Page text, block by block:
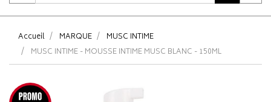
Accueil MARQUE
MUSC INTIME
MUSC INTIME - MOUSSE INTIME MUSC BLANC - 150ML